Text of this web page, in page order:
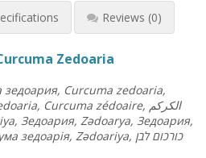
Reviews (0)
Zedoaria
зедоария, Curcuma zedoaria,
Curcuma zédoaire, الكركم
Зедоария, Zədoarya, Зедоария,
зедоарія, Zədoariya,
כורכום לבן